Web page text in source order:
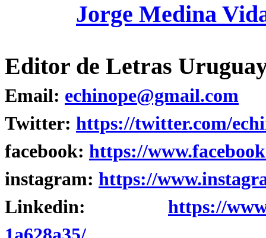
Jorge Medina
Editor de Letras
Email: echinope@gmail.com
Twitter: https://twitter.com/
facebook: https://
instagram: https://
Linkedin: https://